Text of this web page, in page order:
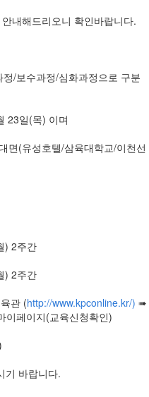
내해드리오니 확인바랍니다.
/보수과정/심화과정으로 구분
23일(목) 이며
면(유성호텔/삼육대학교/이천선
) 2주간
) 2주간
관 (http://www.kpconline.kr/) ➠
페이지(교육신청확인)
기 바랍니다.